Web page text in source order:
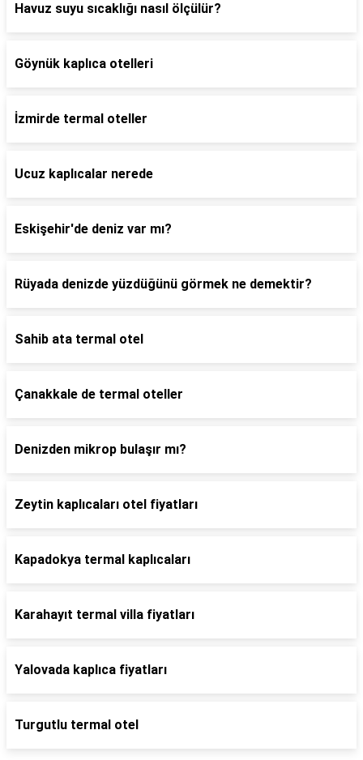
Havuz suyu sıcaklığı nasıl ölçülür?
Göynük kaplıca otelleri
İzmirde termal oteller
Ucuz kaplıcalar nerede
Eskişehir'de deniz var mı?
Rüyada denizde yüzdüğünü görmek ne demektir?
Sahib ata termal otel
Çanakkale de termal oteller
Denizden mikrop bulaşır mı?
Zeytin kaplıcaları otel fiyatları
Kapadokya termal kaplıcaları
Karahayıt termal villa fiyatları
Yalovada kaplıca fiyatları
Turgutlu termal otel